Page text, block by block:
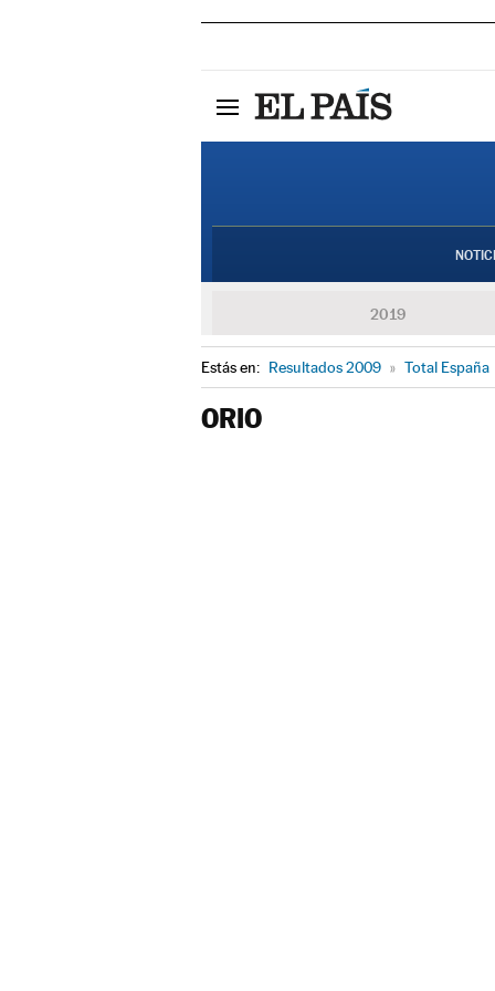
2019
Estás en: Resultados 2009 » Total España
ORIO